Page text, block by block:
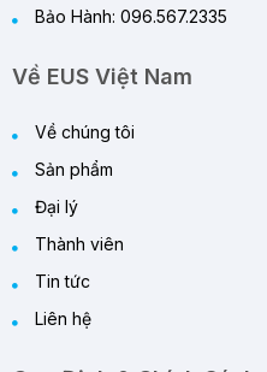
Bảo Hành: 096.567.2335
Về EUS Việt Nam
Về chúng tôi
Sản phẩm
Đại lý
Thành viên
Tin tức
Liên hệ